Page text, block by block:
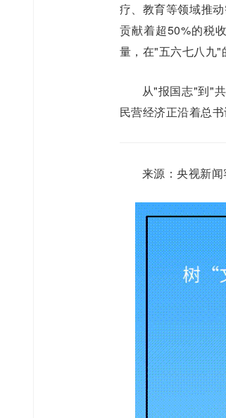
疗、教育等领域推
贡献着超50%的税
量，在"五六七八九"
从"报国志"到"
民营经济正沿着总
来源：央视新